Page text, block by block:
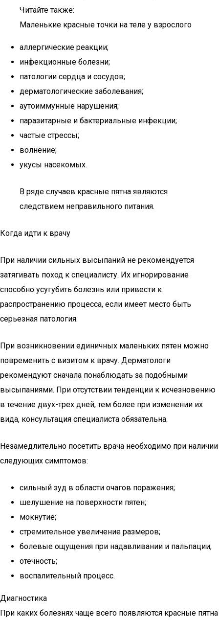
Читайте также:
Маленькие красные точки на теле у взрослого
аллергические реакции;
инфекционные болезни;
патологии сердца и сосудов;
дерматологические заболевания;
аутоиммунные нарушения;
паразитарные и бактериальные инфекции;
частые стрессы;
волнение;
укусы насекомых.
В ряде случаев красные пятна являются
следствием неправильного питания.
Когда идти к врачу
При наличии сильных высыпаний не рекомендуется
затягивать поход к специалисту. Их игнорирование
способно усугубить болезнь или привести к
распространению процесса, если имеет место быть
серьезная патология.
При возникновении единичных маленьких пятен можно
повременить с визитом к врачу. Дерматологи
рекомендуют сначала понаблюдать за подобными
высыпаниями. При отсутствии тенденции к исчезновению
в течение двух-трех дней, тем более при изменении их
вида, консультация специалиста обязательна.
Незамедлительно посетить врача необходимо при наличии
следующих симптомов:
сильный зуд в области очагов поражения;
шелушение на поверхности пятен;
мокнутие;
стремительное увеличение размеров;
болевые ощущения при надавливании и пальпации;
отечность;
воспалительный процесс.
Диагностика
При каких болезнях чаще всего появляются красные пятна